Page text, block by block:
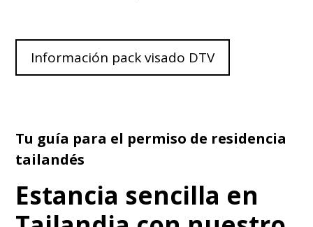
Información pack visado DTV
Tu guía para el permiso de residencia
tailandés
Estancia sencilla en